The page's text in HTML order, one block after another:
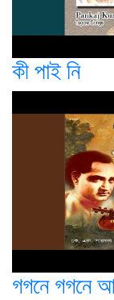
কী পাই নি
গগনে গগনে